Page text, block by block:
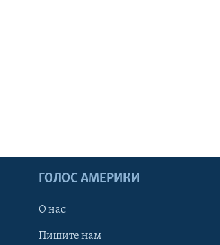
ГОЛОС АМЕРИКИ
О нас
Пишите нам